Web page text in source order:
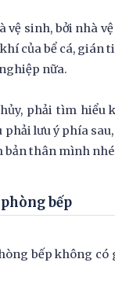
vệ sinh, bởi nhà
của bể cá, gián
nữa.
phải tìm hiểu
lưu ý phía
bản thân mình
bếp
bếp không có